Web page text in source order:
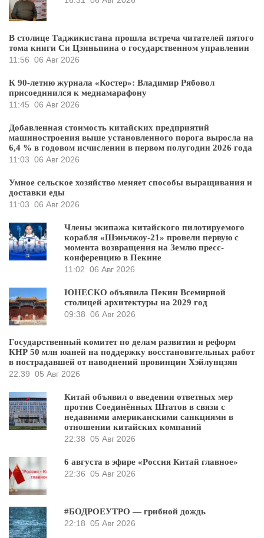
В столице Таджикистана прошла встреча читателей пятого
тома книги Си Цзиньпина о государственном управлении
11:56 06 Авг 2026
К 90-летию журнала «Костер»: Владимир Рябовол
присоединился к медиамарафону
11:45 06 Авг 2026
Добавленная стоимость китайских предприятий
машиностроения выше установленного порога выросла на
6,4 % в годовом исчислении в первом полугодии 2026 года
11:03 06 Авг 2026
Умное сельское хозяйство меняет способы выращивания и
доставки еды
11:03 06 Авг 2026
Члены экипажа китайского пилотируемого
корабля «Шэньчжоу-21» провели первую с
момента возвращения на Землю пресс-
конференцию в Пекине
11:02 06 Авг 2026
ЮНЕСКО объявила Пекин Всемирной
столицей архитектуры на 2029 год
09:38 06 Авг 2026
Государственный комитет по делам развития и реформ
КНР 50 млн юаней на поддержку восстановительных работ
в пострадавшей от наводнений провинции Хэйлунцзян
22:39 05 Авг 2026
Китай объявил о введении ответных мер
против Соединённых Штатов в связи с
недавними американскими санкциями в
отношении китайских компаний
22:38 05 Авг 2026
6 августа в эфире «Россия Китай главное»
22:36 05 Авг 2026
#БОДРОЕУТРО — грибной дождь
22:18 05 Авг 2026